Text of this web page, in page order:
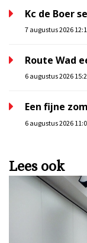
Kc de Boer
7 augustus 2026
Route Wad
6 augustus 2026
Een fijne
6 augustus 2026
Lees ook